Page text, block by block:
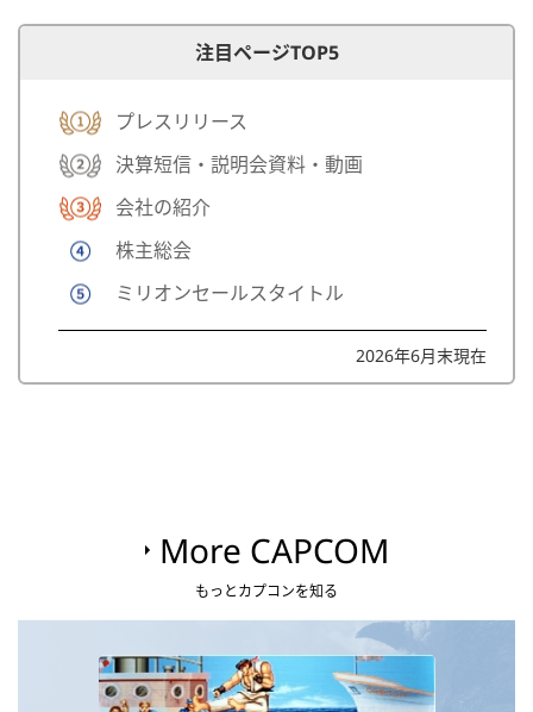
注目ページTOP5
プレスリリース
決算短信・説明会資料・動画
会社の紹介
株主総会
ミリオンセールスタイトル
2026年6月末現在
More CAPCOM
もっとカプコンを知る